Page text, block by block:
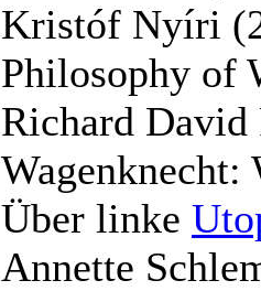
Kristóf Nyíri
Philosophy of
Richard David
Wagenknecht:
Über linke
Annette